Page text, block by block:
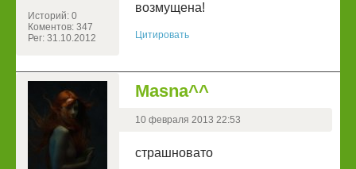
Историй: 0
Коментов: 347
Рег: 31.10.2012
возмущена!
Цитировать
Masna^^
10 февраля 2013 22:53
страшновато